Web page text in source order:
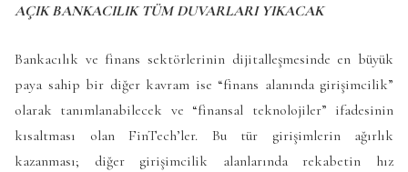
AÇIK BANKACILIK TÜM DUVARLARI YIKACAK
Bankacılık ve finans sektörlerinin dijitalleşmesinde en büyük
paya sahip bir diğer kavram ise “finans alanında girişimcilik”
olarak tanımlanabilecek ve “finansal teknolojiler” ifadesinin
kısaltması olan FinTech’ler. Bu tür girişimlerin ağırlık
kazanması; diğer girişimcilik alanlarında rekabetin hız